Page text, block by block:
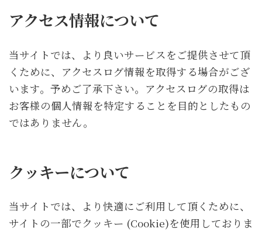
アクセス情報について
当サイトでは、より良いサービスをご提供させて頂
くために、アクセスログ情報を取得する場合がござ
います。予めご了承下さい。アクセスログの取得は
お客様の個人情報を特定することを目的としたもの
ではありません。
クッキーについて
当サイトでは、より快適にご利用して頂くために、
サイトの一部でクッキー (Cookie)を使用しておりま